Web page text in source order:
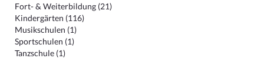
Fort- & Weiterbildung (21)
Kindergärten (116)
Musikschulen (1)
Sportschulen (1)
Tanzschule (1)